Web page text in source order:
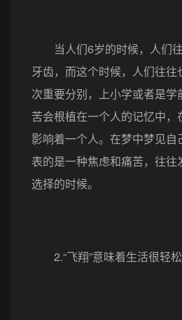
当人们6岁的时候，人们
牙齿，而这个时候，人们往
次重要分别，上小学或者是
苦会根植在一个人的记忆中，
影响着一个人。在梦中梦见
表的是一种焦虑和痛苦，往往
选择的时候。
2.“飞翔”意味着生活很轻松